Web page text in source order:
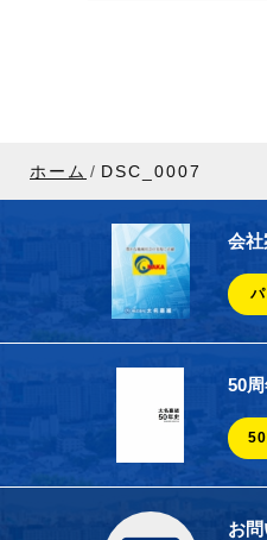
ホーム DSC_0007
会社
50
お